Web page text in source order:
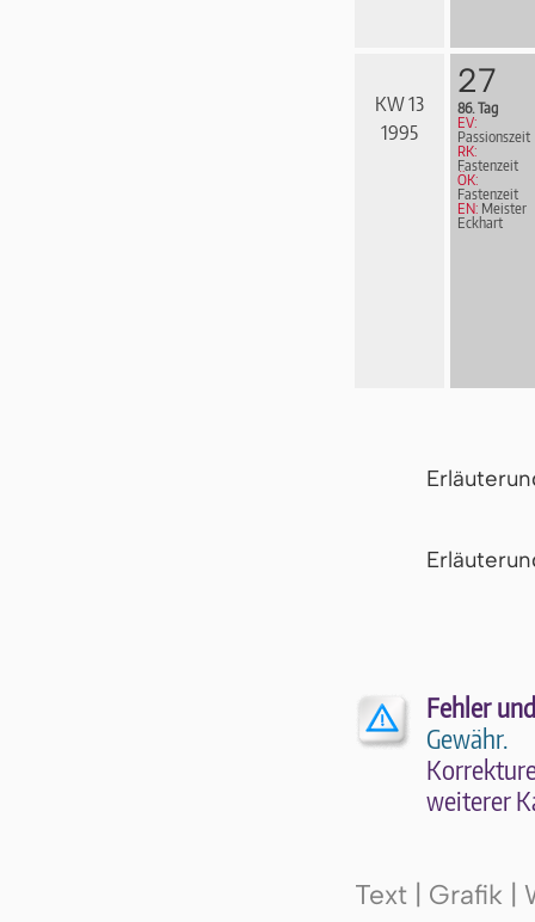
KW 13
1995
27
86. Tag
EV:
Passionszeit
RK:
Fastenzeit
ÖK:
Fastenzeit
EN: Meister
Eckhart
Fehler
Gewähr.
wei­te­rer
Text | Grafik |